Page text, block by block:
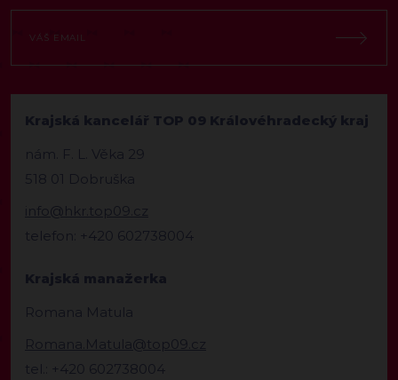
Krajská kancelář TOP 09 Královéhradecký kraj
nám. F. L. Věka 29
518 01 Dobruška
info@hkr.top09.cz
telefon: +420 602738004
Krajská manažerka
Romana Matula
Romana.Matula@top09.cz
tel.: +420 602738004